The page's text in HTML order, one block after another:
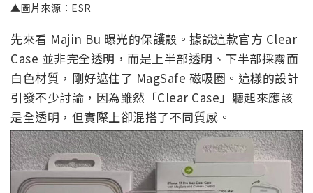
▲圖片來源：ESR
先來看 Majin Bu 曝光的保護殼。據說這款官方 Clear
Case 並非完全透明，而是上半部透明、下半部採霧面
白色材質，剛好遮住了 MagSafe 磁吸圈。這樣的設計
引發不少討論，因為雖然「Clear Case」聽起來應該
是全透明，但實際上卻混搭了不同質感。